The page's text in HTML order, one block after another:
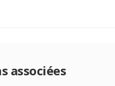
associées